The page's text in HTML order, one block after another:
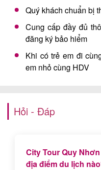
Quý khách chuẩn bị
Cung cấp đầy đủ
đăng ký bảo hiểm
Khi có trẻ em đi
em nhỏ cùng HDV
Hỏi - Đáp
City Tour Quy
địa điểm du lịch